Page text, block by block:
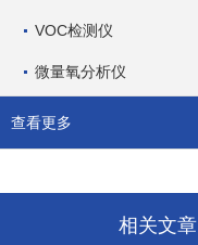
VOC检测仪
微量氧分析仪
查看更多
相关文章